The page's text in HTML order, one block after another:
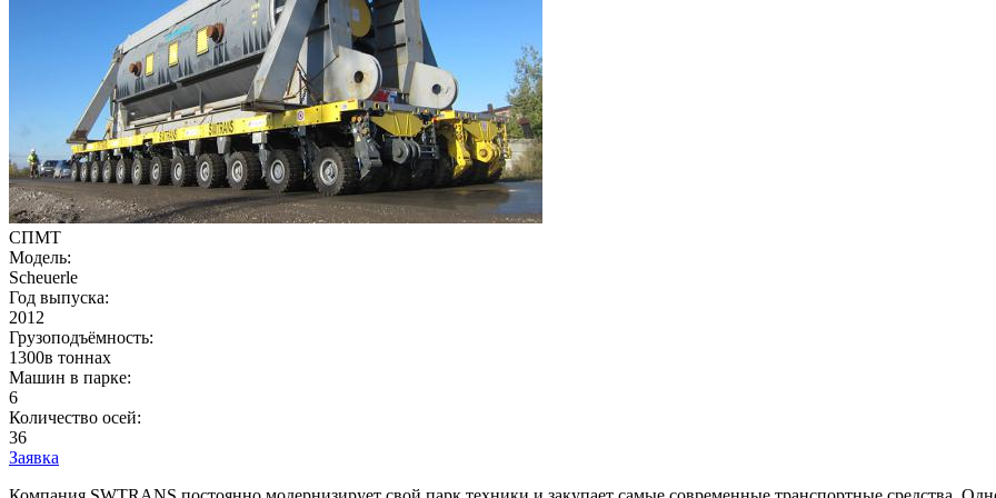
СПМТ
Модель:
Scheuerle
Год выпуска:
2012
Грузоподъёмность:
1300в тоннах
Машин в парке:
6
Количество осей:
36
Заявка